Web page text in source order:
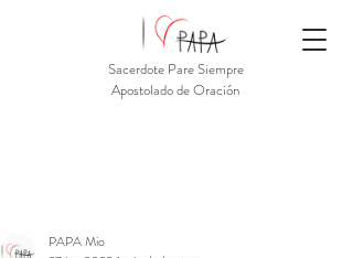
Sacerdote Pare Siempre
Apostolado de Oración
PAPA Mio